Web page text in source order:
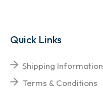
Quick Links
Shipping Information
Terms & Conditions